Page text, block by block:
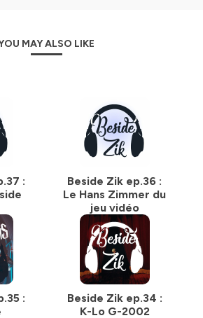
MAY ALSO LIKE
:
Beside Zik ep.36 :
Le Hans Zimmer du
jeu vidéo
:
Beside Zik ep.34 :
K-Lo G-2002